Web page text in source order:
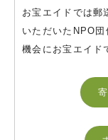
お宝エイドでは郵
いただいたNPO
機会にお宝エイド